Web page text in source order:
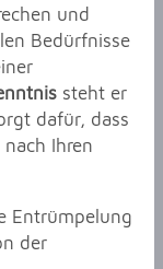
und
Bedürfnisse
steht er
dafür, dass
Ihren
Entrümpelung
der